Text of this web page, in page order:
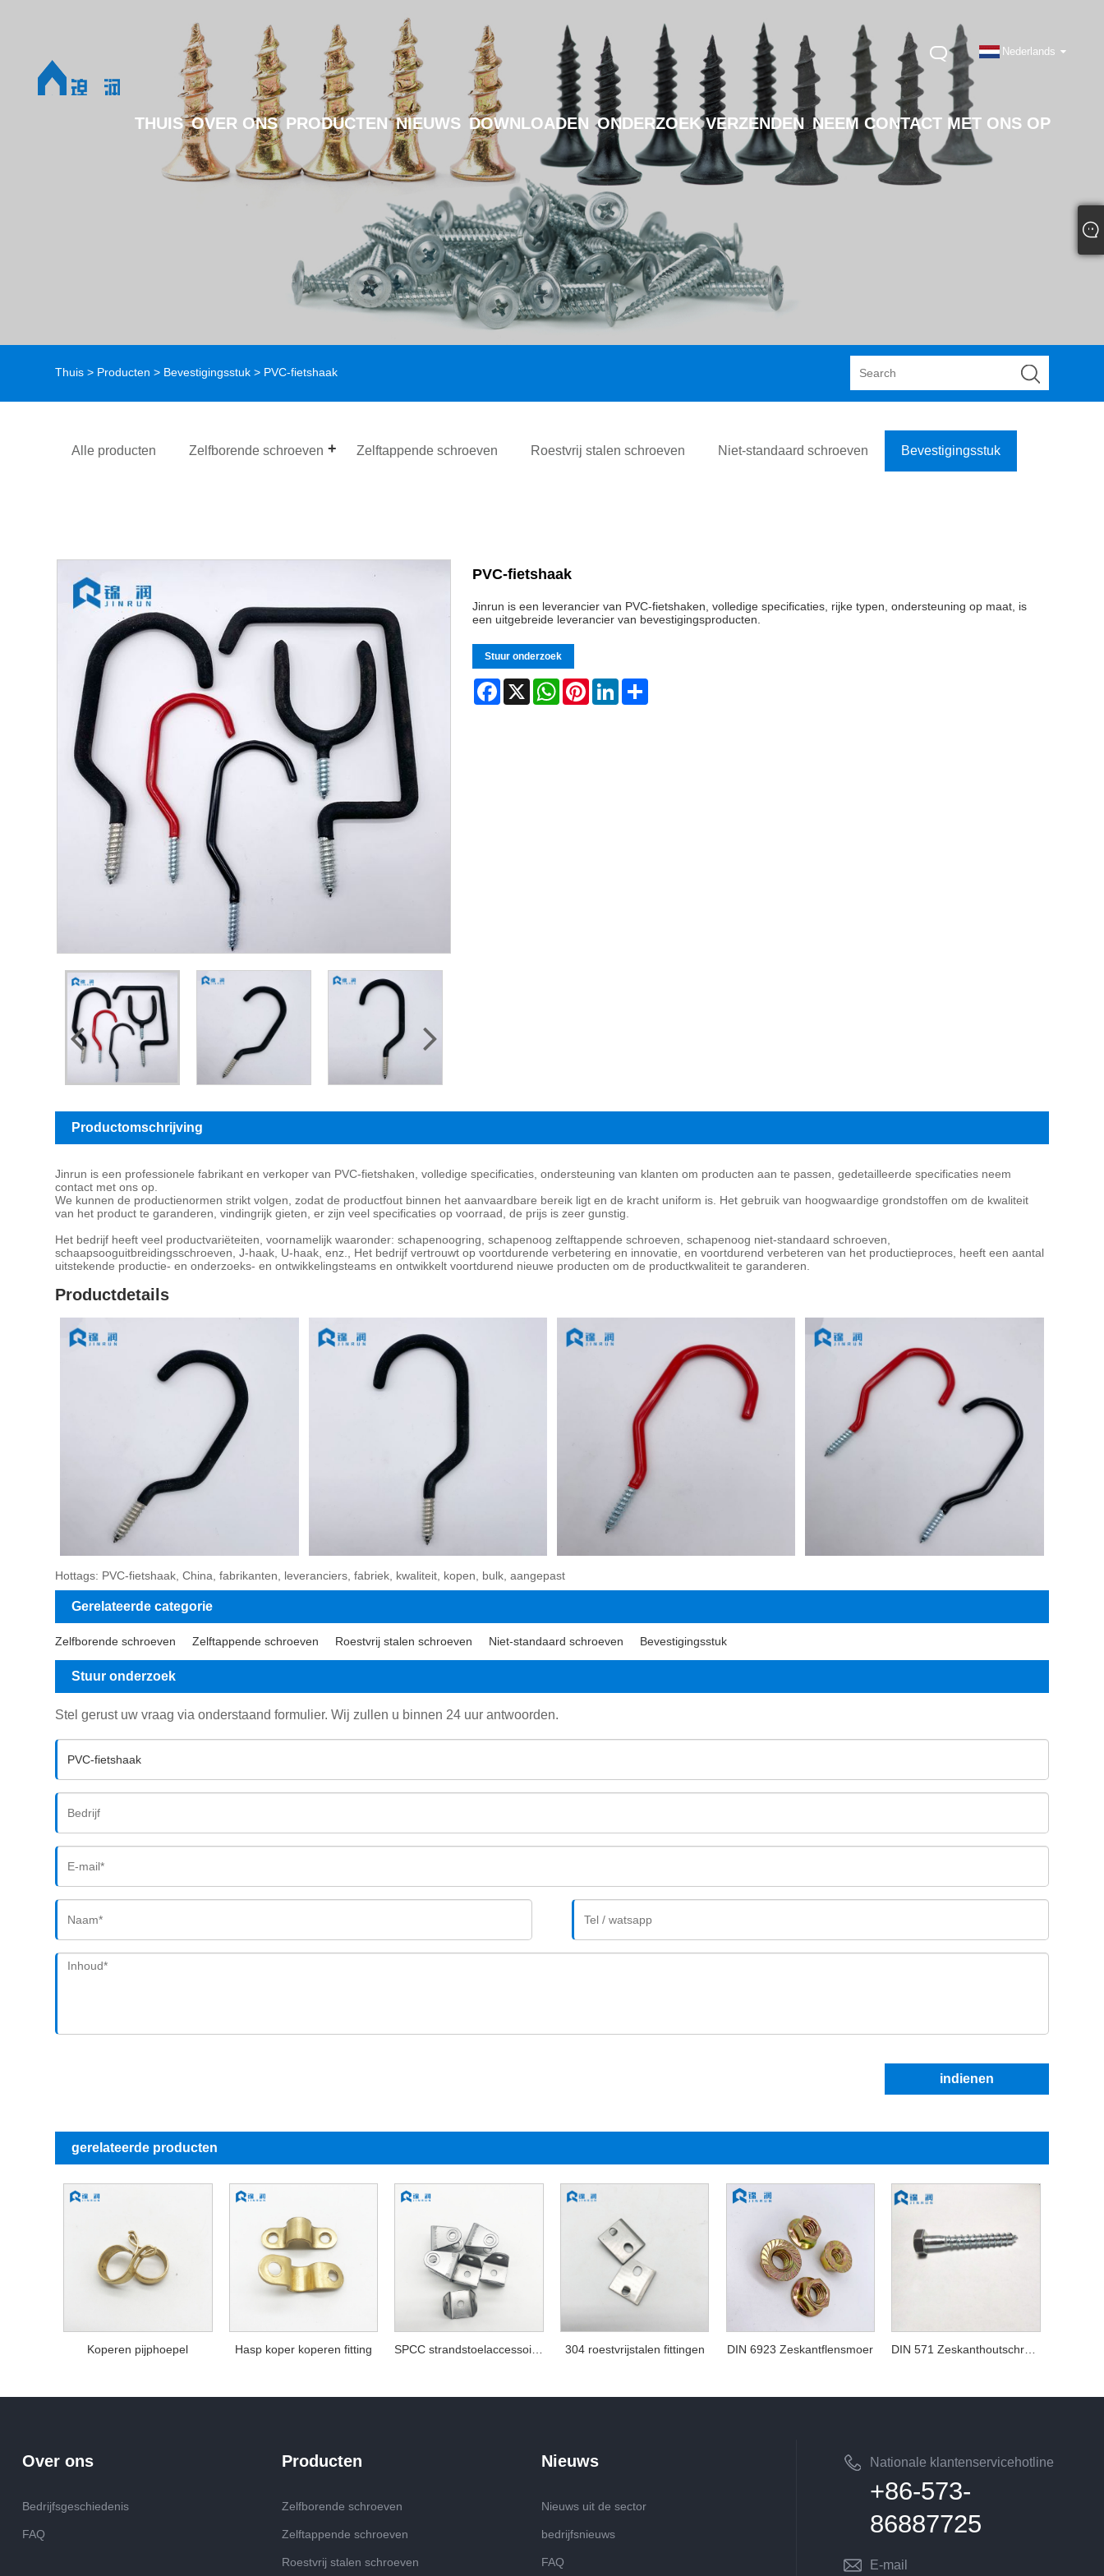
Nederlands
THUIS OVER ONS PRODUCTEN NIEUWS DOWNLOADEN ONDERZOEK VERZENDEN NEEM CONTACT MET ONS OP
Thuis > Producten > Bevestigingsstuk > PVC-fietshaak
Alle producten Zelfborende schroeven Zelftappende schroeven Roestvrij stalen schroeven Niet-standaard schroeven Bevestigingsstuk
PVC-fietshaak
Jinrun is een leverancier van PVC-fietshaken, volledige specificaties, rijke typen, ondersteuning op maat, is
een uitgebreide leverancier van bevestigingsproducten.
Stuur onderzoek
Facebook
X WhatsAppPinterestLinkedIn
Productomschrijving
Jinrun is een professionele fabrikant en verkoper van PVC-fietshaken, volledige specificaties, ondersteuning van klanten om producten aan te passen, gedetailleerde specificaties neem
contact met ons op.
We kunnen de productienormen strikt volgen, zodat de productfout binnen het aanvaardbare bereik ligt en de kracht uniform is. Het gebruik van hoogwaardige grondstoffen om de kwaliteit
van het product te garanderen, vindingrijk gieten, er zijn veel specificaties op voorraad, de prijs is zeer gunstig.
Het bedrijf heeft veel productvariëteiten, voornamelijk waaronder: schapenoogring, schapenoog zelftappende schroeven, schapenoog niet-standaard schroeven,
schaapsooguitbreidingsschroeven, J-haak, U-haak, enz., Het bedrijf vertrouwt op voortdurende verbetering en innovatie, en voortdurend verbeteren van het productieproces, heeft een aantal
uitstekende productie- en onderzoeks- en ontwikkelingsteams en ontwikkelt voortdurend nieuwe producten om de productkwaliteit te garanderen.
Productdetails
Hottags: PVC-fietshaak, China, fabrikanten, leveranciers, fabriek, kwaliteit, kopen, bulk, aangepast
Gerelateerde categorie
Zelfborende schroeven Zelftappende schroeven Roestvrij stalen schroeven Niet-standaard schroeven Bevestigingsstuk
Stuur onderzoek
Stel gerust uw vraag via onderstaand formulier. Wij zullen u binnen 24 uur antwoorden.
indienen
gerelateerde producten
Koperen pijphoepel Hasp koper koperen fitting 304 roestvrijstalen fittingen DIN 6923 Zeskantflensmoer
Nationale klantenservicehotline
+86-573-
86887725
E-mail
Over ons
Bedrijfsgeschiedenis
FAQ
Producten
Zelfborende schroeven
Zelftappende schroeven
Roestvrij stalen schroeven
Nieuws
Nieuws uit de sector
bedrijfsnieuws
FAQ